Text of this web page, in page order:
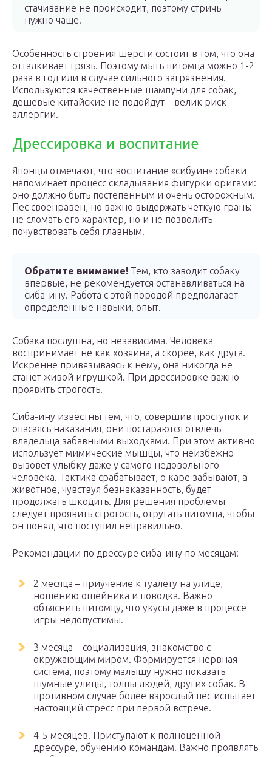
стачивание не происходит, поэтому стричь
нужно чаще.
Особенность строения шерсти состоит в том, что она
отталкивает грязь. Поэтому мыть питомца можно 1-2
раза в год или в случае сильного загрязнения.
Используются качественные шампуни для собак,
дешевые китайские не подойдут – велик риск
аллергии.
Дрессировка и воспитание
Японцы отмечают, что воспитание «сибуин» собаки
напоминает процесс складывания фигурки оригами:
оно должно быть постепенным и очень осторожным.
Пес своенравен, но важно выдержать четкую грань:
не сломать его характер, но и не позволить
почувствовать себя главным.
Обратите внимание! Тем, кто заводит собаку
впервые, не рекомендуется останавливаться на
сиба-ину. Работа с этой породой предполагает
определенные навыки, опыт.
Собака послушна, но независима. Человека
воспринимает не как хозяина, а скорее, как друга.
Искренне привязываясь к нему, она никогда не
станет живой игрушкой. При дрессировке важно
проявить строгость.
Сиба-ину известны тем, что, совершив проступок и
опасаясь наказания, они постараются отвлечь
владельца забавными выходками. При этом активно
использует мимические мышцы, что неизбежно
вызовет улыбку даже у самого недовольного
человека. Тактика срабатывает, о каре забывают, а
животное, чувствуя безнаказанность, будет
продолжать шкодить. Для решения проблемы
следует проявить строгость, отругать питомца, чтобы
он понял, что поступил неправильно.
Рекомендации по дрессуре сиба-ину по месяцам:
2 месяца – приучение к туалету на улице,
ношению ошейника и поводка. Важно
объяснить питомцу, что укусы даже в процессе
игры недопустимы.
3 месяца – социализация, знакомство с
окружающим миром. Формируется нервная
система, поэтому малышу нужно показать
шумные улицы, толпы людей, других собак. В
противном случае более взрослый пес испытает
настоящий стресс при первой встрече.
4-5 месяцев. Приступают к полноценной
дрессуре, обучению командам. Важно проявлять